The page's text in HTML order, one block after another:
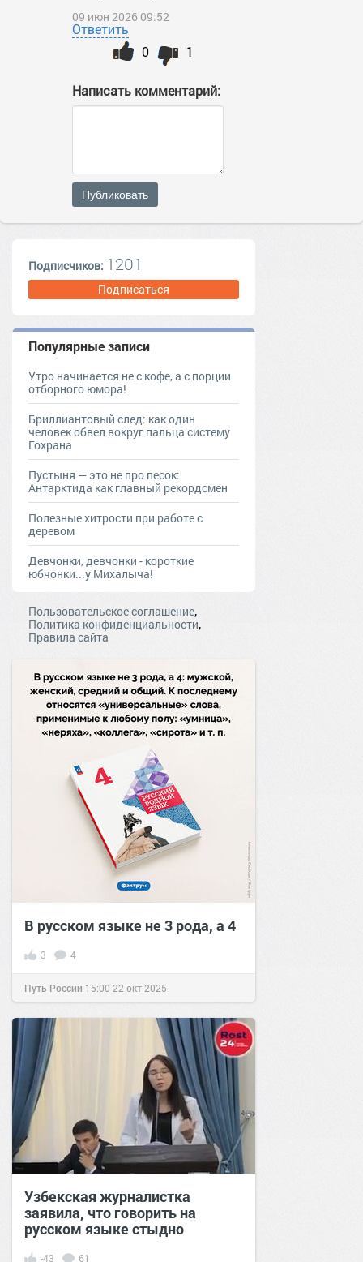
09 июн 2026 09:52
Ответить
1
0
Написать комментарий:
Публиковать
Подписчиков: 1201
Подписаться
Популярные записи
Утро начинается не с кофе, а с порции
отборного юмора!
Бриллиантовый след: как один
человек обвел вокруг пальца систему
Гохрана
Пустыня — это не про песок:
Антарктида как главный рекордсмен
Полезные хитрости при работе с
деревом
Девчонки, девчонки - короткие
юбчонки...у Михалыча!
Пользовательское соглашение,
Политика конфиденциальности,
Правила сайта
В русском языке не 3 рода, а 4
3 4
Путь России 15:00 22 окт 2025
Узбекская журналистка
заявила, что говорить на
русском языке стыдно
-43 61